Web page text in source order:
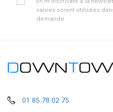
En m'inscrivant à la
saisies soient utilisées
demande.
01 85 78 02 75